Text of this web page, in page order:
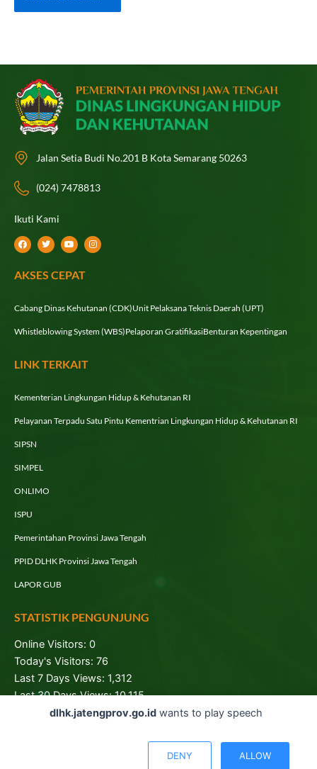
Jalan Setia Budi No.201 B Kota Semarang 50263
(024) 7478813
Ikuti Kami
F
a
e
b
k
T
w
t
t
Y
o
t
u
I
n
m
AKSES CEPAT
Cabang Dinas Kehutanan (CDK)Unit Pelaksana Teknis Daerah (UPT)
Whistleblowing System (WBS)Pelaporan GratifikasiBenturan Kepentingan
LINK TERKAIT
Kementerian Lingkungan Hidup & Kehutanan RI
Pelayanan Terpadu Satu Pintu Kementrian Lingkungan Hidup & Kehutanan RI
SIPSN
SIMPEL
ONLIMO
ISPU
Pemerintahan Provinsi Jawa Tengah
PPID DLHK Provinsi Jawa Tengah
LAPOR GUB
STATISTIK PENGUNJUNG
Online Visitors: 0
Today's Visitors: 76
Last 7 Days Views: 1,312
Last 30 Days Views:10,115
Total Visitors:106,126
dlhk.jatengprov.go.idwants to play speech
DENY ALLOW